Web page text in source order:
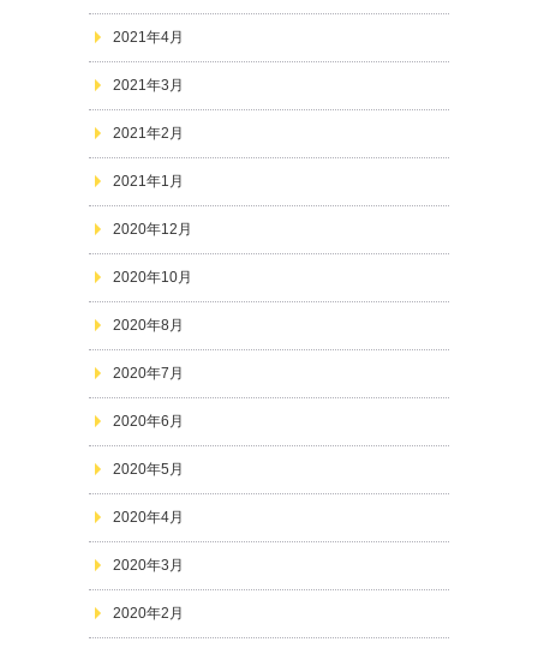
2021年4月
2021年3月
2021年2月
2021年1月
2020年12月
2020年10月
2020年8月
2020年7月
2020年6月
2020年5月
2020年4月
2020年3月
2020年2月